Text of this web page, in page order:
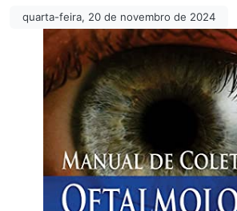
quarta-feira, 20 de novembro de 2024